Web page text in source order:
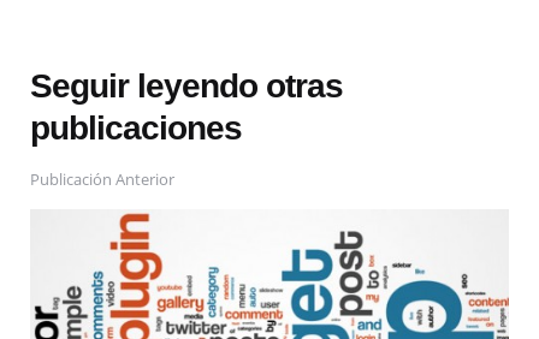
Seguir leyendo otras
publicaciones
Publicación Anterior